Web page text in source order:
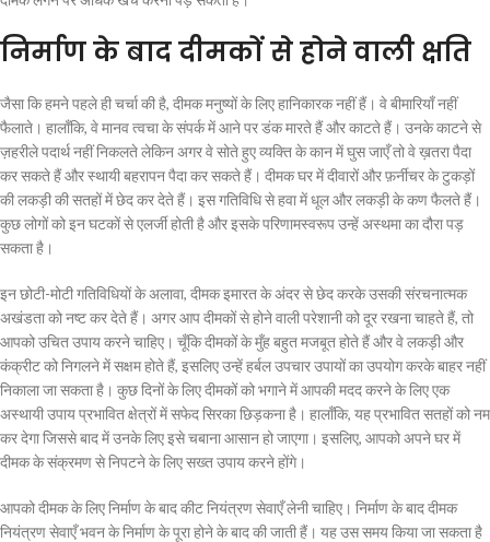
निर्माण के बाद दीमकों से होने वाली क्षति
जैसा कि हमने पहले ही चर्चा की है, दीमक मनुष्यों के लिए हानिकारक नहीं हैं। वे बीमारियाँ नहीं
फैलाते। हालाँकि, वे मानव त्वचा के संपर्क में आने पर डंक मारते हैं और काटते हैं। उनके काटने से
ज़हरीले पदार्थ नहीं निकलते लेकिन अगर वे सोते हुए व्यक्ति के कान में घुस जाएँ तो वे ख़तरा पैदा
कर सकते हैं और स्थायी बहरापन पैदा कर सकते हैं। दीमक घर में दीवारों और फ़र्नीचर के टुकड़ों
की लकड़ी की सतहों में छेद कर देते हैं। इस गतिविधि से हवा में धूल और लकड़ी के कण फैलते हैं।
कुछ लोगों को इन घटकों से एलर्जी होती है और इसके परिणामस्वरूप उन्हें अस्थमा का दौरा पड़
सकता है।
इन छोटी-मोटी गतिविधियों के अलावा, दीमक इमारत के अंदर से छेद करके उसकी संरचनात्मक
अखंडता को नष्ट कर देते हैं। अगर आप दीमकों से होने वाली परेशानी को दूर रखना चाहते हैं, तो
आपको उचित उपाय करने चाहिए। चूँकि दीमकों के मुँह बहुत मजबूत होते हैं और वे लकड़ी और
कंक्रीट को निगलने में सक्षम होते हैं, इसलिए उन्हें हर्बल उपचार उपायों का उपयोग करके बाहर नहीं
निकाला जा सकता है। कुछ दिनों के लिए दीमकों को भगाने में आपकी मदद करने के लिए एक
अस्थायी उपाय प्रभावित क्षेत्रों में सफेद सिरका छिड़कना है। हालाँकि, यह प्रभावित सतहों को नम
कर देगा जिससे बाद में उनके लिए इसे चबाना आसान हो जाएगा। इसलिए, आपको अपने घर में
दीमक के संक्रमण से निपटने के लिए सख्त उपाय करने होंगे।
आपको दीमक के लिए निर्माण के बाद कीट नियंत्रण सेवाएँ लेनी चाहिए। निर्माण के बाद दीमक
नियंत्रण सेवाएँ भवन के निर्माण के पूरा होने के बाद की जाती हैं। यह उस समय किया जा सकता है